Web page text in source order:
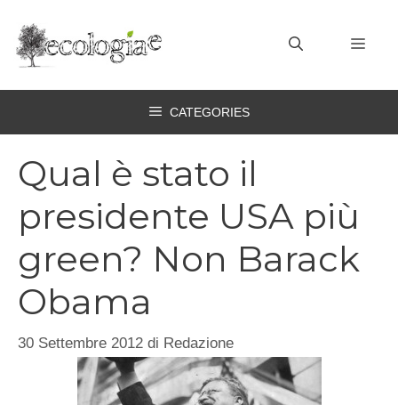
contenuto
CATEGORIES
Qual è stato il
presidente USA più
green? Non Barack
Obama
30 Settembre 2012 di Redazione